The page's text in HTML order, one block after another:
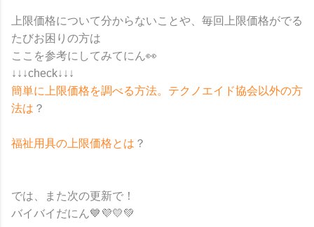
上限価格について分からないことや、毎回上限価格がでる
たびお困りの方は
ここを参考にしてみてにん👀
↓↓↓check↓↓↓
簡単に上限価格を調べる方法。テクノエイド協会以外の方
法は ？
福祉用具の上限価格とは ？
では、また次の更新で！
バイバイだにん💙💜💛💚